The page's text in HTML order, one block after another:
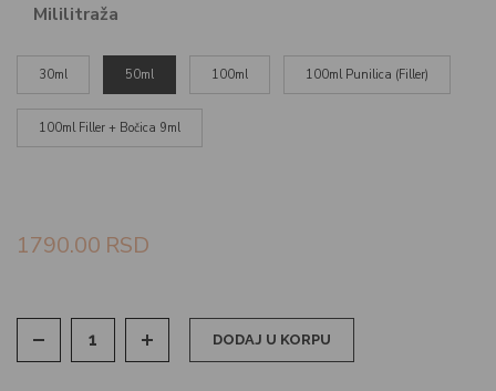
Mililitraža
30ml 50ml 100ml 100ml Punilica (Filler)
100ml Filler + Bočica 9ml
1790.00 RSD
DODAJ U KORPU